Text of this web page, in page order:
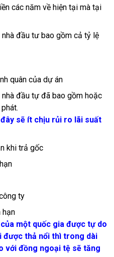
các năm về hiện tại mà tại
đầu tư bao gồm cả tỷ lệ
quân của dự án
đầu tự đã bao gồm hoặc
sẽ ít chịu rủi ro lãi suất
khi trả gốc
ty
hạn
một quốc gia được tự do
được thả nổi thì trong dài
với đồng ngoại tệ sẽ tăng